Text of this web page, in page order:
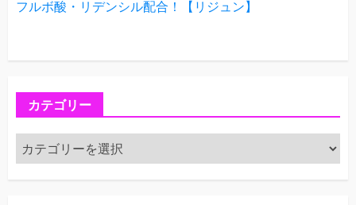
フルボ酸・リデンシル配合！【リジュン】
カテゴリー
カ
テ
ゴ